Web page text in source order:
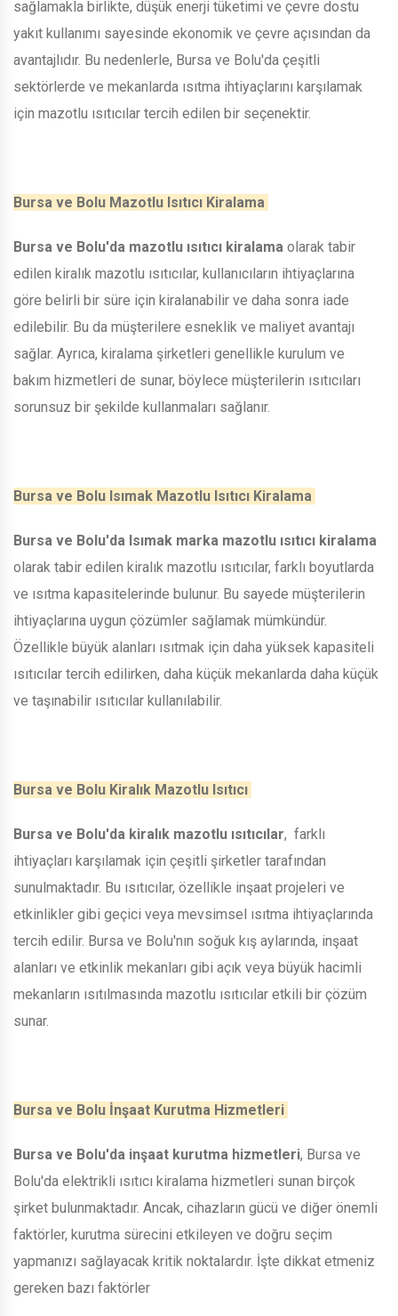
sağlamakla birlikte, düşük enerji tüketimi ve çevre dostu
yakıt kullanımı sayesinde ekonomik ve çevre açısından da
avantajlıdır. Bu nedenlerle, Bursa ve Bolu'da çeşitli
sektörlerde ve mekanlarda ısıtma ihtiyaçlarını karşılamak
için mazotlu ısıtıcılar tercih edilen bir seçenektir.
Bursa ve Bolu Mazotlu Isıtıcı Kiralama
Bursa ve Bolu'da mazotlu ısıtıcı kiralama olarak tabir
edilen kiralık mazotlu ısıtıcılar, kullanıcıların ihtiyaçlarına
göre belirli bir süre için kiralanabilir ve daha sonra iade
edilebilir. Bu da müşterilere esneklik ve maliyet avantajı
sağlar. Ayrıca, kiralama şirketleri genellikle kurulum ve
bakım hizmetleri de sunar, böylece müşterilerin ısıtıcıları
sorunsuz bir şekilde kullanmaları sağlanır.
Bursa ve Bolu Isımak Mazotlu Isıtıcı Kiralama
Bursa ve Bolu'da Isımak marka mazotlu ısıtıcı kiralama
olarak tabir edilen kiralık mazotlu ısıtıcılar, farklı boyutlarda
ve ısıtma kapasitelerinde bulunur. Bu sayede müşterilerin
ihtiyaçlarına uygun çözümler sağlamak mümkündür.
Özellikle büyük alanları ısıtmak için daha yüksek kapasiteli
ısıtıcılar tercih edilirken, daha küçük mekanlarda daha küçük
ve taşınabilir ısıtıcılar kullanılabilir.
Bursa ve Bolu Kiralık Mazotlu Isıtıcı
Bursa ve Bolu'da kiralık mazotlu ısıtıcılar, farklı
ihtiyaçları karşılamak için çeşitli şirketler tarafından
sunulmaktadır. Bu ısıtıcılar, özellikle inşaat projeleri ve
etkinlikler gibi geçici veya mevsimsel ısıtma ihtiyaçlarında
tercih edilir. Bursa ve Bolu'nın soğuk kış aylarında, inşaat
alanları ve etkinlik mekanları gibi açık veya büyük hacimli
mekanların ısıtılmasında mazotlu ısıtıcılar etkili bir çözüm
sunar.
Bursa ve Bolu İnşaat Kurutma Hizmetleri
Bursa ve Bolu'da inşaat kurutma hizmetleri, Bursa ve
Bolu'da elektrikli ısıtıcı kiralama hizmetleri sunan birçok
şirket bulunmaktadır. Ancak, cihazların gücü ve diğer önemli
faktörler, kurutma sürecini etkileyen ve doğru seçim
yapmanızı sağlayacak kritik noktalardır. İşte dikkat etmeniz
gereken bazı faktörler